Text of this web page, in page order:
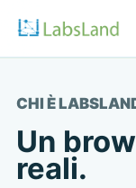
CHI È
Un
reali.